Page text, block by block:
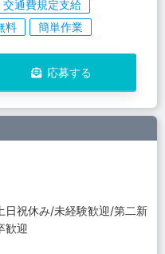
交通費規定支給
料 簡単作業
応募する
日祝休み/未経験歓迎/第二新
歓迎